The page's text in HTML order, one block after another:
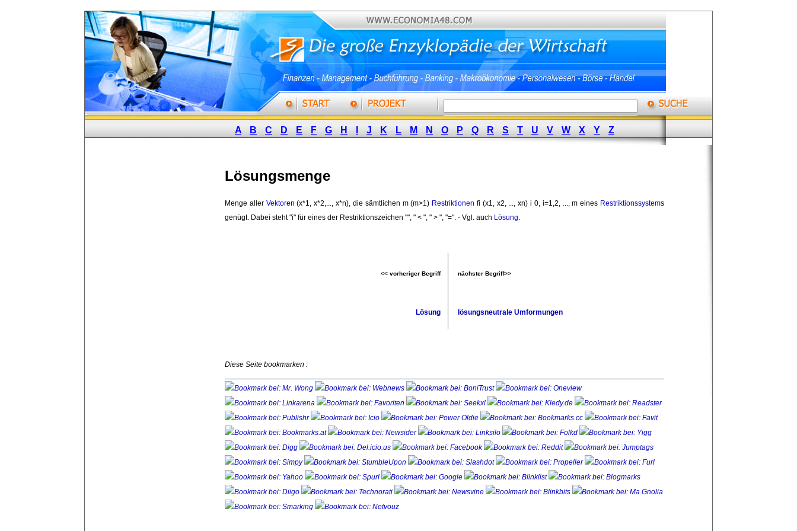
A B C D E F G H J K L M N O P Q R S T U V W X Y Z
Lösungsmenge
Menge aller Vektoren (x*1, x*2,..., x*n), die sämtlichen m (m>1) Restriktionen fi (x1, x2, ..., xn) i 0, i=1,2, ..., m eines Restriktionssystems
genügt. Dabei steht "i" für eines der Restriktionszeichen "", " < ", " > ", "=". - Vgl. auch Lösung.
<< vorheriger Begriff nächster Begriff>>
Lösung lösungsneutrale Umformungen
Diese Seite bookmarken :